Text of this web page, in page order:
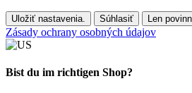
Uložiť nastavenia. Súhlasiť Len
Zásady ochrany osobných údajov
Bist du im richtigen Shop?